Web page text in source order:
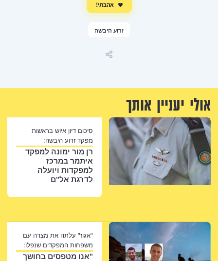
אהבתי!
זרוע היבשה
אולי יעניין אותך
סיכום דיון איוש בראשות
מפקד זרוע היבשה:
רן מור ימונה למפקד
איתמר במרכז
למפקדות ויועלה
לדרגת אל"ם
"אגוז" עלתה את מצדה עם
משפחות המפקדים שנפלו:
"אנו מטפסים בחושך